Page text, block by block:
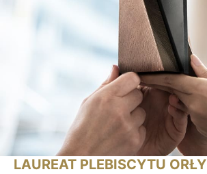
LAUREAT PLEBISCYTU ORŁY